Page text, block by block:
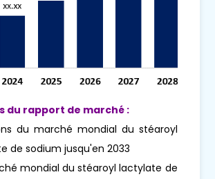
du rapport de marché :
du marché mondial du stéaroyl
de sodium jusqu'en 2033
mondial du stéaroyl lactylate de